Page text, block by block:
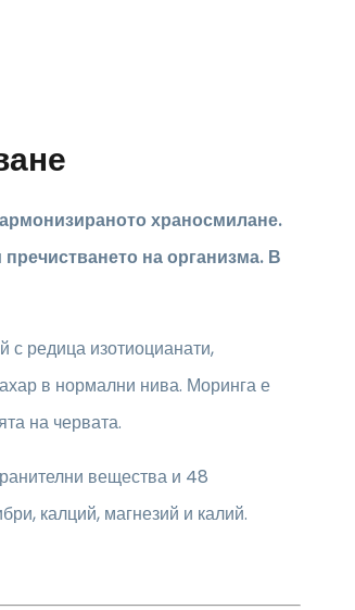
храносмилане.
на организма. В
с редица изотиоцианати,
в нормални нива. Моринга е
на червата.
вещества и 48
калций, магнезий и калий.